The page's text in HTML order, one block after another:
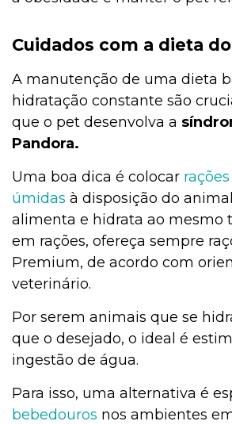
Cuidados com a dieta
A manutenção de uma dieta
hidratação constante são
que o pet desenvolva a
Pandora.
Uma boa dica é colocar
úmidas à disposição do
alimenta e hidrata ao mesmo
em rações, ofereça sempre
Premium, de acordo com
veterinário.
Por serem animais que se
que o desejado, o ideal é
ingestão de água.
Para isso, uma alternativa é
bebedouros nos ambientes